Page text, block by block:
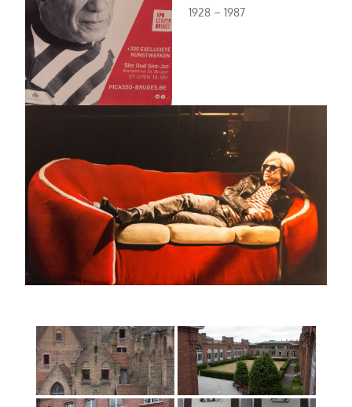
1928 – 1987